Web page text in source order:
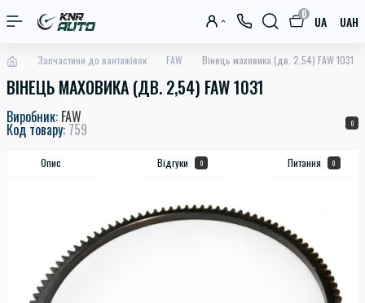
0 UA UAH
Запчастини до вантажівок FAW Вінець маховика (дв. 2,54) FAW 1031
ВІНЕЦЬ МАХОВИКА (ДВ. 2,54) FAW 1031
Виробник: FAW
Код товару: 759 0
Опис Відгуки 0 Питання 0